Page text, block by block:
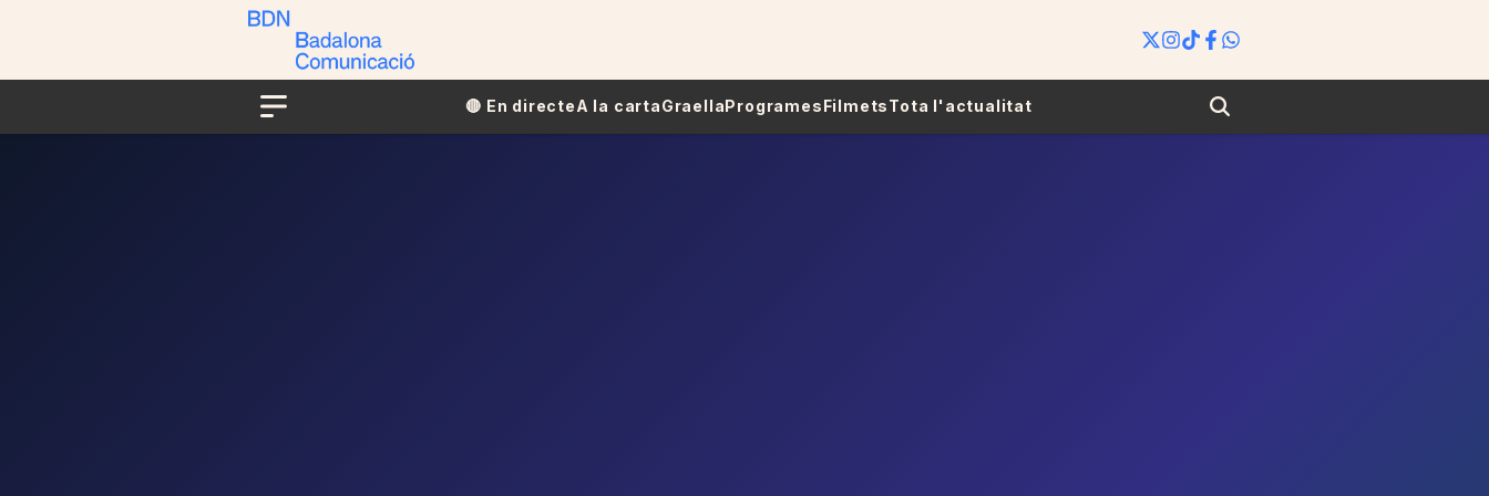
Menu
🔴​​ En directeA la cartaGraellaProgramesFilmetsTota l'actualitat Search